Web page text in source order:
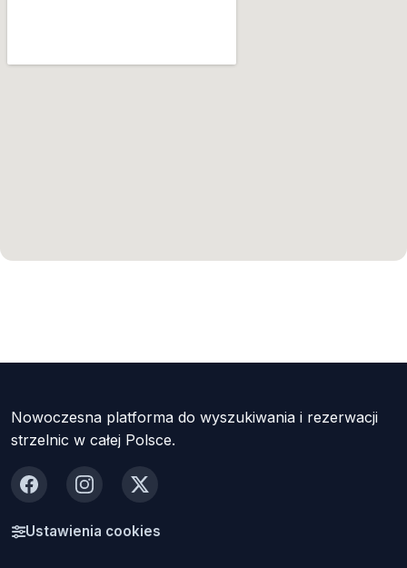
Nowoczesna platforma do wyszukiwania i rezerwacji
strzelnic w całej Polsce.
FacebookInstagram
X
Ustawienia cookies